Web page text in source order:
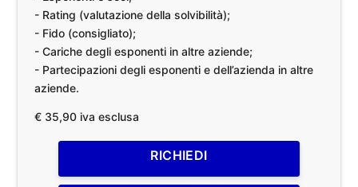
- Rating (valutazione della solvibilità);
- Fido (consigliato);
- Cariche degli esponenti in altre aziende;
- Partecipazioni degli esponenti e dell’azienda in altre
aziende.
€ 35,90 iva esclusa
RICHIEDI